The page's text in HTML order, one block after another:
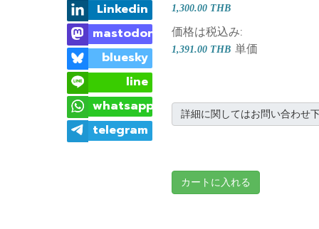
Linkedin
mastodon
bluesky
line
whatsapp
telegram
1,300.00 THB
価格は税込み:
1,391.00 THB 単価
詳細に関してはお問い合わせ
カートに入れる